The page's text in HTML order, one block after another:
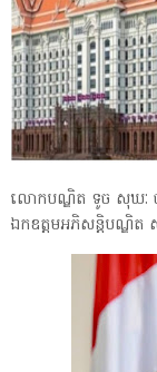
លោកបណ្ឌិត ទូច សុឃៈ
ឯកឧត្ដមអភិសន្តិបណ្ឌិត